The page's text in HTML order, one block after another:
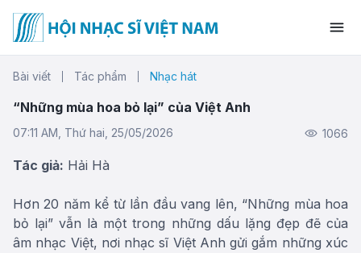
Bài viết Tác phẩm Nhạc hát
“Những mùa hoa bỏ lại” của Việt Anh
07:11 AM, Thứ hai, 25/05/2026 1066
Tác giả: Hải Hà
Hơn 20 năm kể từ lần đầu vang lên, “Những mùa hoa
bỏ lại” vẫn là một trong những dấu lặng đẹp đẽ của
âm nhạc Việt, nơi nhạc sĩ Việt Anh gửi gắm những xúc